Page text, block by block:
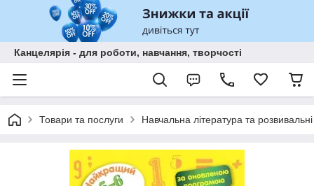
Канцелярія - для роботи, навчання, творчості
Товари та послуги Навчальна література та